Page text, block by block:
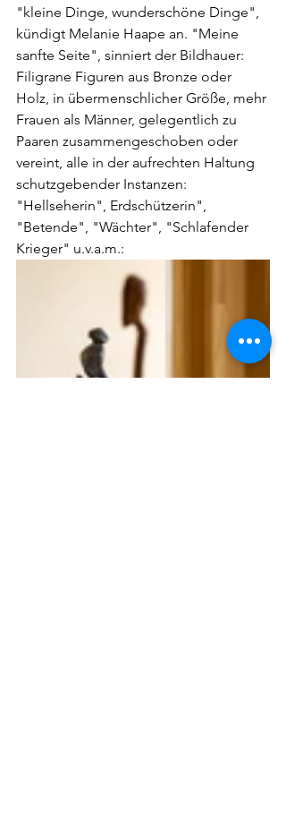
"kleine Dinge, wunderschöne Dinge",
kündigt Melanie Haape an. "Meine
sanfte Seite", sinniert der Bildhauer:
Filigrane Figuren aus Bronze oder
Holz, in übermenschlicher Größe, mehr
Frauen als Männer, gelegentlich zu
Paaren zusammengeschoben oder
vereint, alle in der aufrechten Haltung
schutzgebender Instanzen:
"Hellseherin", Erdschützerin",
"Betende", "Wächter", "Schlafender
Krieger" u.v.a.m.: